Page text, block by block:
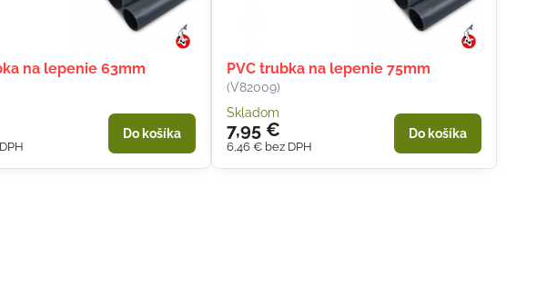
na lepenie 63mm
Do košíka
PVC trubka na lepenie 75mm
(V82009)
Skladom
7,95 €
6,46 € bez DPH
Do košíka